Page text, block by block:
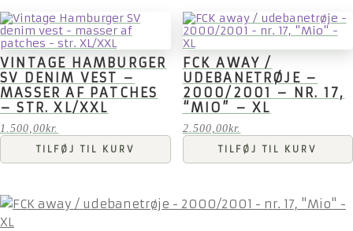
VINTAGE HAMBURGER
SV DENIM VEST –
MASSER AF PATCHES
– STR. XL/XXL
1.500,00kr.
TILFØJ TIL KURV
FCK AWAY /
UDEBANETRØJE –
2000/2001 – NR. 17,
“MIO” – XL
2.500,00kr.
TILFØJ TIL KURV